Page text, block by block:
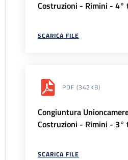
Costruzioni - Rimini -
SCARICA FILE
PDF (342KB)
Congiuntura
Costruzioni - Rimini -
SCARICA FILE